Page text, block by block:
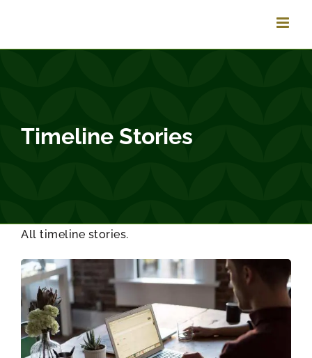
contenuto
Timeline Stories
All timeline stories.